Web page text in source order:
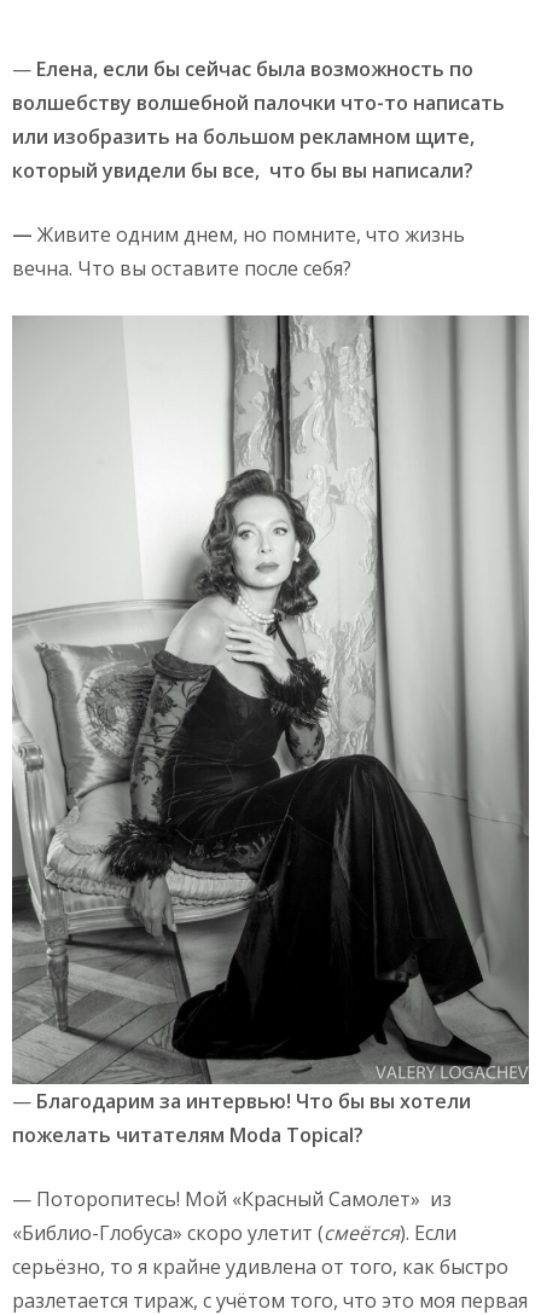
— Елена, если бы сейчас была возможность по
волшебству волшебной палочки что-то написать
или изобразить на большом рекламном щите,
который увидели бы все, что бы вы написали?
— Живите одним днем, но помните, что жизнь
вечна. Что вы оставите после себя?
— Благодарим за интервью! Что бы вы хотели
пожелать читателям Moda Topical?
— Поторопитесь! Мой «Красный Самолет» из
«Библио-Глобуса» скоро улетит (смеётся). Если
серьёзно, то я крайне удивлена от того, как быстро
разлетается тираж, с учётом того, что это моя первая